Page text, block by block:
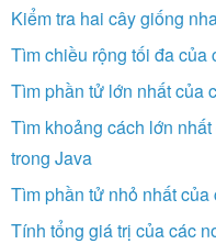
Kiểm tra hai cây giống
Tìm chiều rộng tối đa của
Tìm phần tử lớn nhất của
Tìm khoảng cách lớn
trong Java
Tìm phần tử nhỏ nhất
Tính tổng giá trị của các